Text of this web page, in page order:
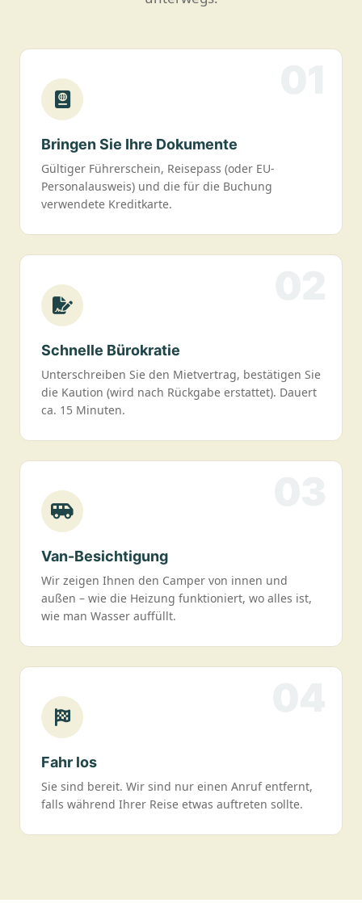
Bringen Sie Ihre Dokumente
Gültiger Führerschein, Reisepass (oder EU-
Personalausweis) und die für die Buchung
verwendete Kreditkarte.
Schnelle Bürokratie
Unterschreiben Sie den Mietvertrag, bestätigen Sie
die Kaution (wird nach Rückgabe erstattet). Dauert
ca. 15 Minuten.
Van-Besichtigung
Wir zeigen Ihnen den Camper von innen und
außen – wie die Heizung funktioniert, wo alles ist,
wie man Wasser auffüllt.
Fahr los
Sie sind bereit. Wir sind nur einen Anruf entfernt,
falls während Ihrer Reise etwas auftreten sollte.